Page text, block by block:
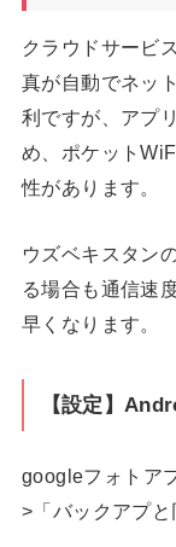
クラウドサービ
真が自動でネッ
利ですが、アプ
め、ポケット
性があります。
ウズベキスタン
る場合も通信速
早くなります。
【設定】
googleフォトア
>「バックアプと